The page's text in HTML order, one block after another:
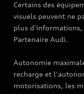
Certains des
visuels peuvent ne
plus
Partenaire Audi.
Autonomie
recharge et
motorisations, les